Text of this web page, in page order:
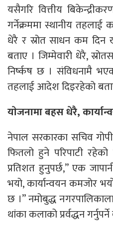
यसैगरि वित्तीय
गर्नेक्रममा स्थानीय तहलाई
धेरै र स्रोत साधन कम दिन
बताए । जिम्मेवारी धेरै,
निर्ष्कष छ । संविधनामै
तहलाई आदेश दिइरहेको
याेजनामा बहस धेरै,
नेपाल सरकारका सचिव
फितलो हुने परिपाटी रहेको
प्रतिशत हुनुपर्छ,” एक
भयो, कार्यान्वयन कमजोर
छ ।” नमोबुद्ध
थांका कलाको प्रर्वद्धन